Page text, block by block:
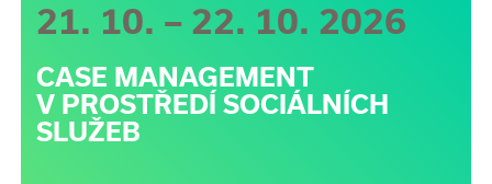
21. 10. – 22. 10. 2026
CASE MANAGEMENT
V PROSTŘEDÍ SOCIÁLNÍCH
SLUŽEB